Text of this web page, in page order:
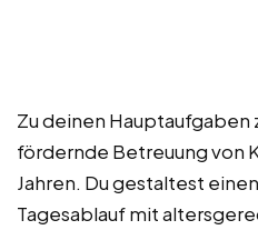
Zu deinen
fördernde Betreuung von
Jahren. Du gestaltest
Tagesablauf mit